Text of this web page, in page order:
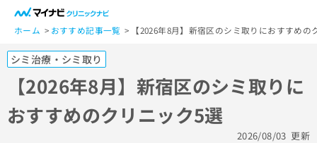
ホーム おすすめ記事一覧 【2026年8月】新宿区のシミ取りにおすすめの
シミ治療・シミ取り
【2026年8月】新宿区のシミ取りに
おすすめのクリニック5選
2026/08/03 更新
一
般
ー
ザ
ー
の
方